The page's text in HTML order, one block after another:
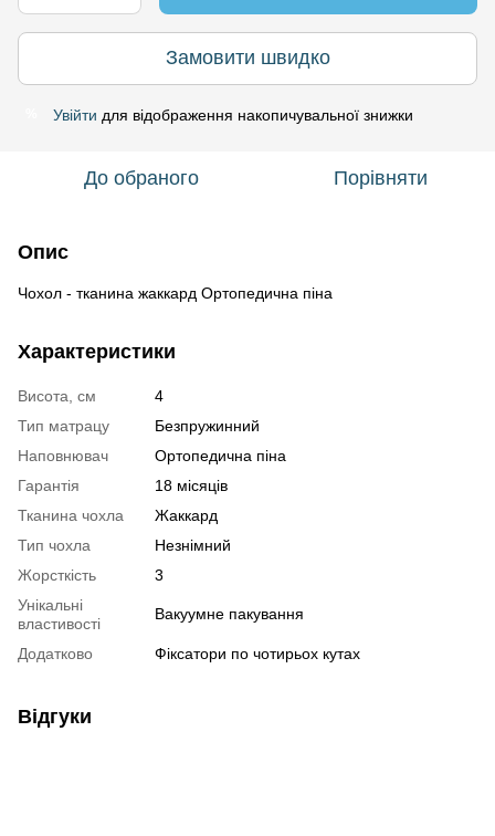
Замовити швидко
Увійти для відображення накопичувальної знижки
До обраного Порівняти
Опис
Чохол - тканина жаккард Ортопедична піна
Характеристики
Висота, см
4
Тип матрацу
Безпружинний
Наповнювач
Ортопедична піна
Гарантія
18 місяців
Тканина чохла
Жаккард
Тип чохла
Незнімний
Жорсткість
3
Унікальні
властивості
Вакуумне пакування
Додатково Фіксатори по чотирьох кутах
Відгуки